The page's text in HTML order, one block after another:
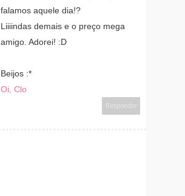
falamos aquele dia!?
Liiiindas demais e o preço mega
amigo. Adorei! :D
Beijos :*
Oi, Clo
Responder